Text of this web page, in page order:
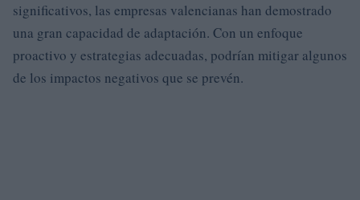
significativos, las empresas valencianas han demostrado
una gran capacidad de adaptación. Con un enfoque
proactivo y estrategias adecuadas, podrían mitigar algunos
de los impactos negativos que se prevén.